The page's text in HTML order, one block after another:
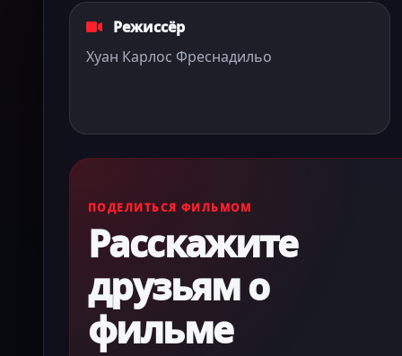
Режиссёр
Хуан Карлос Фреснадильо
ПОДЕЛИТЬСЯ ФИЛЬМОМ
Расскажите
друзьям о
фильме